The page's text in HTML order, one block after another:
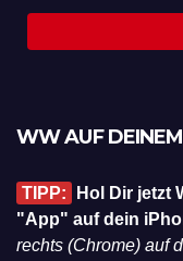
WW AUF
TIPP:
Hol Dir jetzt
"App" auf dein
rechts (Chrome) auf